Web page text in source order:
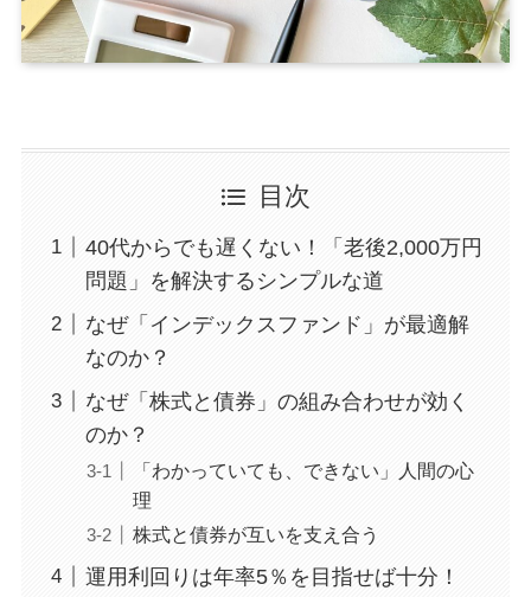
目次
40代からでも遅くない！「老後2,000万円
問題」を解決するシンプルな道
なぜ「インデックスファンド」が最適解
なのか？
なぜ「株式と債券」の組み合わせが効く
のか？
「わかっていても、できない」人間の心
理
株式と債券が互いを支え合う
運用利回りは年率5％を目指せば十分！